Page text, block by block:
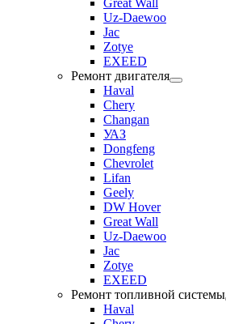
Great Wall
Uz-Daewoo
Jac
Zotye
EXEED
Ремонт двигателя
Haval
Chery
Changan
УАЗ
Dongfeng
Chevrolet
Lifan
Geely
DW Hover
Great Wall
Uz-Daewoo
Jac
Zotye
EXEED
Ремонт топливной системы
Haval